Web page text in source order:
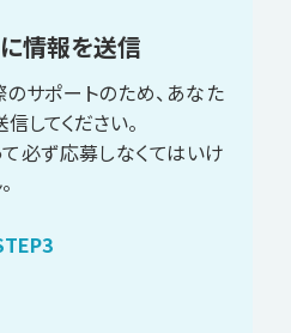
情報を送信
サポートのため、あなた
してください。
必ず応募しなくてはいけ